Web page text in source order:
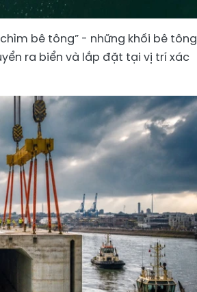
bê tông” - những khối bê tông
ra biển và lắp đặt tại vị trí xác